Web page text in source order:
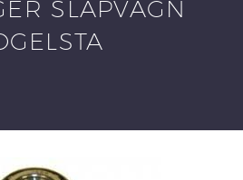
SLÄPVAGN